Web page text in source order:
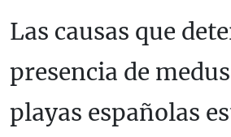
Las causas que
presencia de
playas españolas